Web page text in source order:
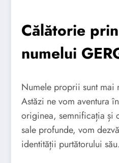
Călătorie
numelui
Numele proprii sunt mai
Astăzi ne vom aventura
originea, semnificația și
sale profunde, vom
identității purtătorului său.